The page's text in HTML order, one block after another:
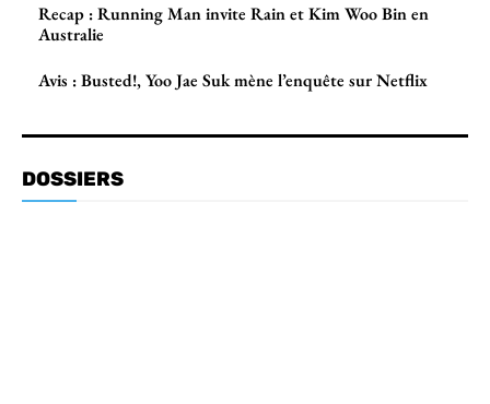
Recap : Running Man invite Rain et Kim Woo Bin en
Australie
Avis : Busted!, Yoo Jae Suk mène l’enquête sur Netflix
DOSSIERS